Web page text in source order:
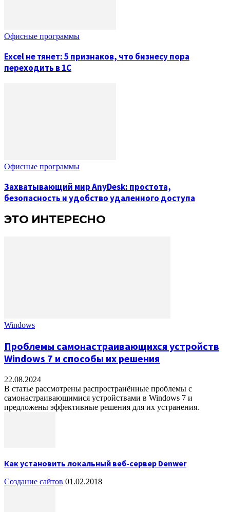
Офисные программы
Excel не тянет: 5 признаков, что бизнесу пора
переходить в 1С
Офисные программы
Захватывающий мир AnyDesk: простота,
безопасность и удобство удаленного доступа
ЭТО ИНТЕРЕСНО
Windows
Проблемы самонастраивающихся устройств
Windows 7 и способы их решения
22.08.2024
В статье рассмотрены распространённые проблемы с
самонастраивающимися устройствами в Windows 7 и
предложены эффективные решения для их устранения.
Как установить локальный веб-сервер Denwer
Создание сайтов 01.02.2018